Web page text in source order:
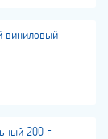
виниловый
200 г